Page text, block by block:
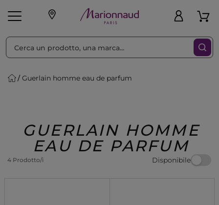
Make-up Profumi
Regalo
Guerlain homme eau de parfum
GUERLAIN HOMME
EAU DE PARFUM
4 Prodotto/i Disponibile
Ordina per Filtra